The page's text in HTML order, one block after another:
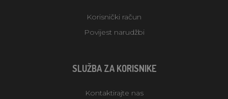
Korisnički račun
Povijest narudžbi
SLUŽBA ZA KORISNIKE
Kontaktirajte nas